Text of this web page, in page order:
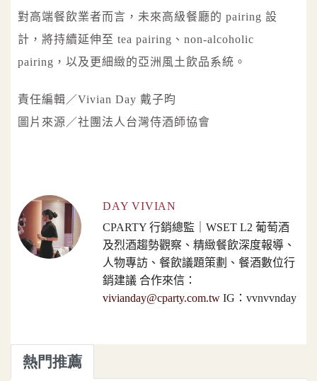
對高端餐飲業者而言，未來高級餐廳的 pairing 設
計，將持續延伸至 tea pairing、non-alcoholic
pairing，以及更細緻的亞洲風土飲品系統。
責任編輯／Vivian Day 戴子昀
圖片來源／社團法人台灣侍酒師協會
DAY VIVIAN
CPARTY 行銷總監｜WSET L2 葡萄酒
及烈酒趨勢觀察、精緻餐飲深度報導、
人物專訪、餐飲議題策劃、餐酒數位行
銷建議 合作來信：
vivianday@cparty.com.tw IG：vvnvvnday